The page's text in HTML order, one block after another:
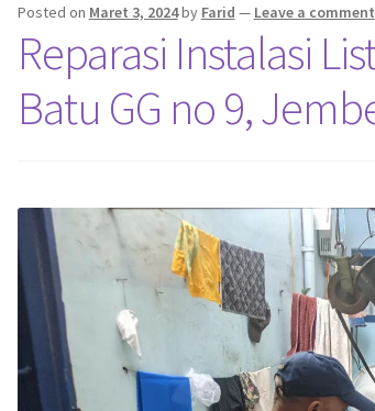
Posted on Maret 3, 2024by Farid — Leave a comment
Reparasi Instalasi
Batu GG no 9,